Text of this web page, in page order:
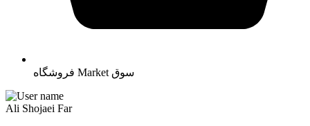
Market سوق
Ali Shojaei Far